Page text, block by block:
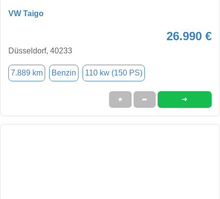
VW Taigo
26.990 €
Düsseldorf, 40233
7.889 km Benzin 110 kw (150 PS)
★ ➦ ➜